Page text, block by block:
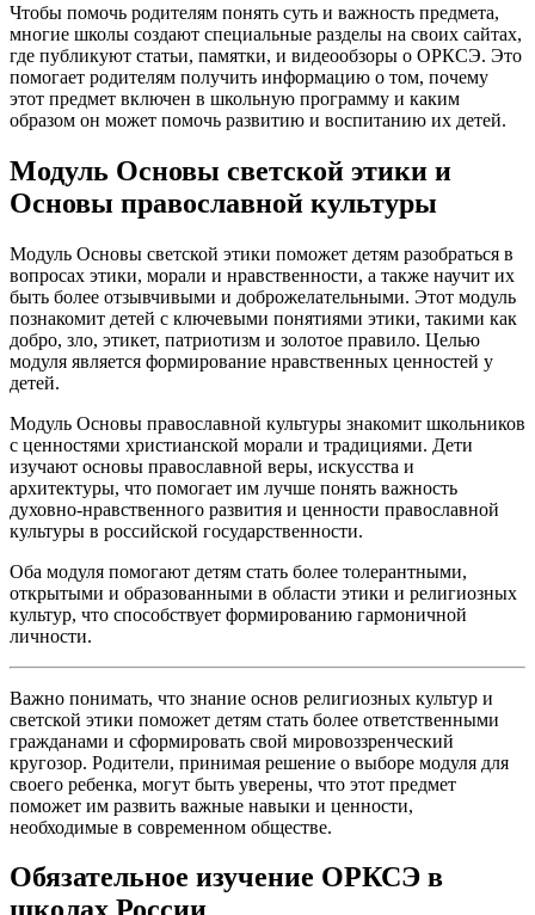
Чтобы помочь родителям понять суть и важность предмета,
многие школы создают специальные разделы на своих сайтах,
где публикуют статьи, памятки, и видеообзоры о ОРКСЭ. Это
помогает родителям получить информацию о том, почему
этот предмет включен в школьную программу и каким
образом он может помочь развитию и воспитанию их детей.
Модуль Основы светской этики и
Основы православной культуры
Модуль Основы светской этики поможет детям разобраться в
вопросах этики, морали и нравственности, а также научит их
быть более отзывчивыми и доброжелательными. Этот модуль
познакомит детей с ключевыми понятиями этики, такими как
добро, зло, этикет, патриотизм и золотое правило. Целью
модуля является формирование нравственных ценностей у
детей.
Модуль Основы православной культуры знакомит школьников
с ценностями христианской морали и традициями. Дети
изучают основы православной веры, искусства и
архитектуры, что помогает им лучше понять важность
духовно-нравственного развития и ценности православной
культуры в российской государственности.
Оба модуля помогают детям стать более толерантными,
открытыми и образованными в области этики и религиозных
культур, что способствует формированию гармоничной
личности.
Важно понимать, что знание основ религиозных культур и
светской этики поможет детям стать более ответственными
гражданами и сформировать свой мировоззренческий
кругозор. Родители, принимая решение о выборе модуля для
своего ребенка, могут быть уверены, что этот предмет
поможет им развить важные навыки и ценности,
необходимые в современном обществе.
Обязательное изучение ОРКСЭ в